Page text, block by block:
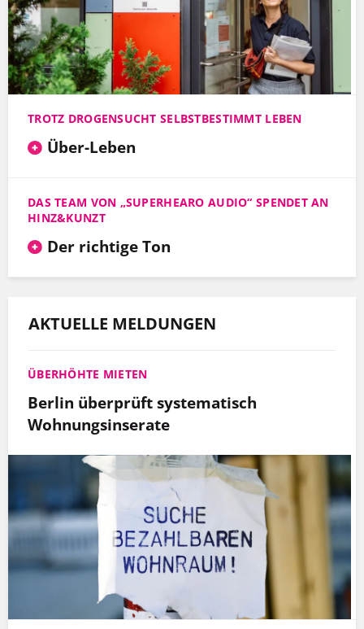
TROTZ DROGENSUCHT SELBSTBESTIMMT LEBEN
Über-Leben
DAS TEAM VON „SUPERHEARO AUDIO“ SPENDET AN
HINZ&KUNZT
Der richtige Ton
AKTUELLE MELDUNGEN
ÜBERHÖHTE MIETEN
Berlin überprüft systematisch
Wohnungsinserate